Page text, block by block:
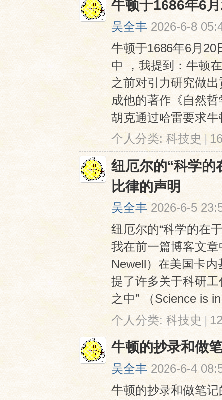
牛顿于1686年6
吴全丰 2026-6-8
牛顿于1686年6月20
中 ，我提到：牛顿
之前对引力研究做
成他的著作《自然
胡克通过哈雷要求
个人分类: 科技史 |
纽厄尔的“科学的
比律的声明
吴全丰 2026-6-5
纽厄尔的“科学的在
我在前一篇博客文
Newell）在美国卡
提了许多关于科研
之中” （Science is
个人分类: 科技史 |
牛顿的抄录和做
吴全丰 2026-6-4
牛顿的抄录和做笔